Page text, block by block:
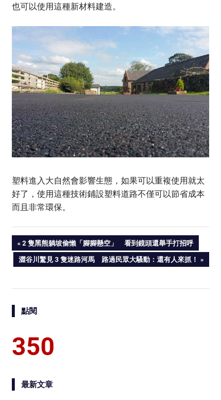
也可以使用這種新材料建造。
塑料進入大自然會影響生態，如果可以重複使用就太
好了，使用這種技術鋪設塑料道路不僅可以節省成本
而且非常環保。
Post
PREVIOUS
POST:
2 隻黑熊躺坡偷懶「腳腳懸空」 看到鏡頭還舉手打招呼
NEXT
澀谷川驚見 3 隻迷路河馬 路過民眾大騷動：還有人來抓！
點閱
350
最新文章